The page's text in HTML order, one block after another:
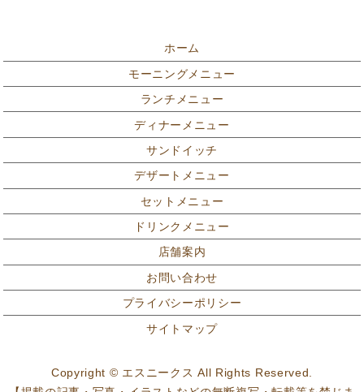
ホーム
モーニングメニュー
ランチメニュー
ディナーメニュー
サンドイッチ
デザートメニュー
セットメニュー
ドリンクメニュー
店舗案内
お問い合わせ
プライバシーポリシー
サイトマップ
Copyright © エスニークス All Rights Reserved.